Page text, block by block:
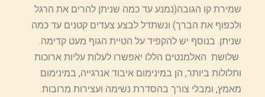
שמירת קו הגובה(נמנע עד כמה שניתן להרים את הרגל
ולכפוף את הברך) ונשתדל לבצע צעדים קטנים עד כמה
שניתן. בנוסף יש להקפיד על הטיית הגוף מעט קדימה.
שלושת האלמנטים הללו יאפשרו לעלות עליות ארוכות
ותלולות ביותר, הן במינימום איבוד אנרגייה, במינימום
מאמץ, ומבלי צורך בהסדרת נשימה ועצירות מרובות.